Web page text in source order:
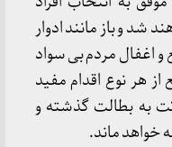
شد و باز مانند ادوار
و اغفال مردم بی سواد
هر نوع اقدام مفید
به بطالت گذشته و
خواهد ماند.